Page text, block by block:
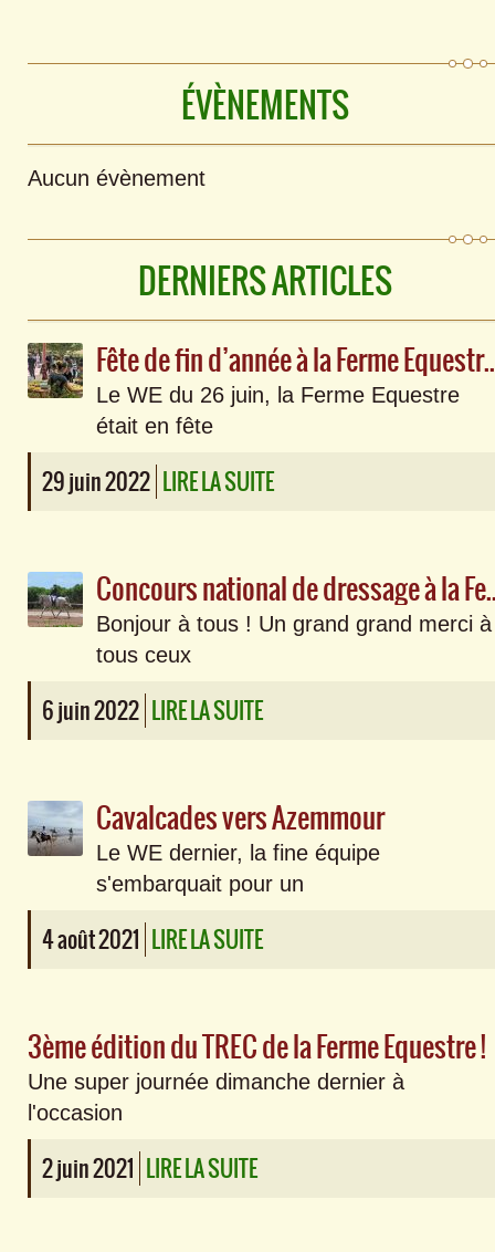
ÉVÈNEMENTS
Aucun évènement
DERNIERS ARTICLES
Fête de fin
Le WE du 26 juin, la Ferme Equestre
était en fête
29 juin 2022 LIRE LA SUITE
Concours national
Bonjour à tous ! Un grand grand merci à
tous ceux
6 juin 2022 LIRE LA SUITE
Cavalcades vers Azemmour
Le WE dernier, la fine équipe
s'embarquait pour un
4 août 2021 LIRE LA SUITE
3ème édition du TREC de la Ferme Equestre !
Une super journée dimanche dernier à
l'occasion
2 juin 2021 LIRE LA SUITE